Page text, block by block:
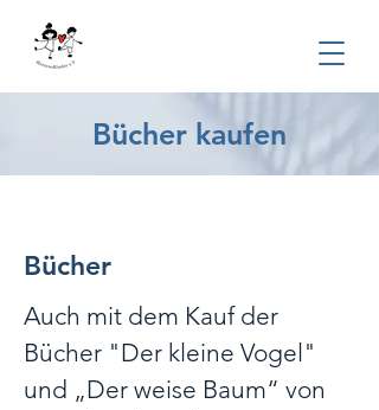
Bücher kaufen
Bücher
Auch mit dem Kauf der
Bücher "Der kleine Vogel"
und „Der weise Baum“ von